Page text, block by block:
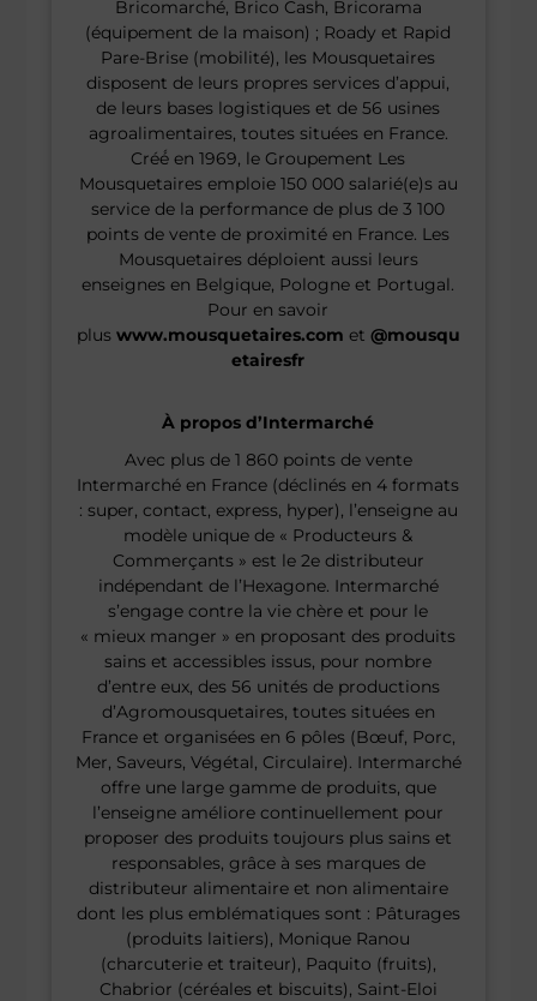
Bricomarché, Brico Cash, Bricorama
(équipement de la maison) ; Roady et Rapid
Pare-Brise (mobilité), les Mousquetaires
disposent de leurs propres services d’appui,
de leurs bases logistiques et de 56 usines
agroalimentaires, toutes situées en France.
Créé́ en 1969, le Groupement Les
Mousquetaires emploie 150 000 salarié(e)s au
service de la performance de plus de 3 100
points de vente de proximité en France. Les
Mousquetaires déploient aussi leurs
enseignes en Belgique, Pologne et Portugal.
Pour en savoir
plus www.mousquetaires.com et @mousqu
etairesfr
À propos d’Intermarché
Avec plus de 1 860 points de vente
Intermarché en France (déclinés en 4 formats
: super, contact, express, hyper), l’enseigne au
modèle unique de « Producteurs &
Commerçants » est le 2e distributeur
indépendant de l’Hexagone. Intermarché
s’engage contre la vie chère et pour le
« mieux manger » en proposant des produits
sains et accessibles issus, pour nombre
d’entre eux, des 56 unités de productions
d’Agromousquetaires, toutes situées en
France et organisées en 6 pôles (Bœuf, Porc,
Mer, Saveurs, Végétal, Circulaire). Intermarché
offre une large gamme de produits, que
l’enseigne améliore continuellement pour
proposer des produits toujours plus sains et
responsables, grâce à ses marques de
distributeur alimentaire et non alimentaire
dont les plus emblématiques sont : Pâturages
(produits laitiers), Monique Ranou
(charcuterie et traiteur), Paquito (fruits),
Chabrior (céréales et biscuits), Saint-Eloi